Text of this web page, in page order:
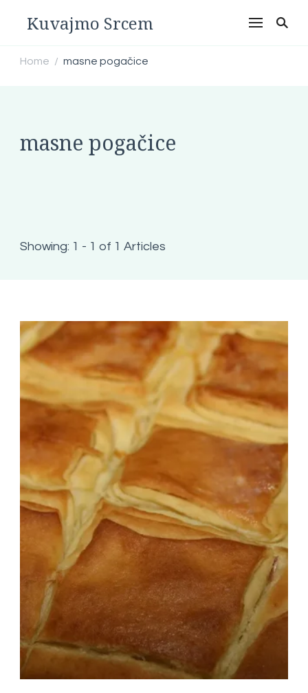
Kuvajmo Srcem
Home / masne pogačice
masne pogačice
Showing: 1 - 1 of 1 Articles